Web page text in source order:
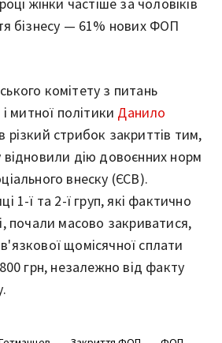
бізнесу — 61% нових ФОП
комітету з питань
митної політики Данило
різкий стрибок закриттів тим,
дію довоєнних норм
внеску (ЄСВ).
1-ї та 2-ї груп, які фактично
почали масово закриватися,
щомісячної сплати
грн, незалежно від факту